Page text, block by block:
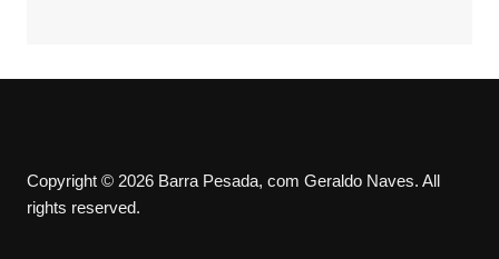
Copyright © 2026 Barra Pesada, com Geraldo Naves. All
rights reserved.